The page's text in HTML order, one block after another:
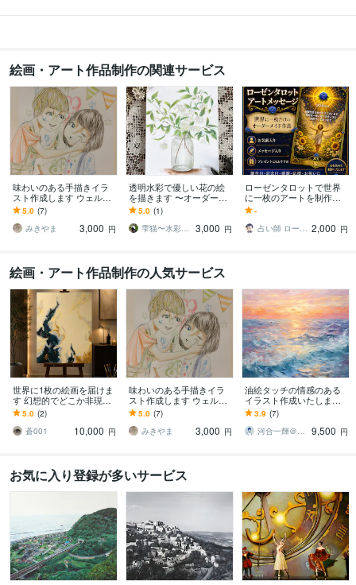
絵画・アート作品制作の関連サービス
味わいのある手描きイラ
スト作成します ウェルカ
ムボード、似顔絵、イン
テリア等用途に合ったイ
ラスト
5.0 (7)
みきやま
3,000 円
透明水彩で優しい花の絵
を描きます 〜オーダーメ
イドの水彩画を、ご自宅
やプレゼント用に〜
5.0 (1)
雫猫〜水彩画、アクリル画制作〜
3,000 円
ローゼンタロットで世界
に一枚のアートを制作し
ます ローゼンタロット
へ、お名前とメッセージ
を添えてお届けします
-
占い師 ローゼン・シン 2,000 円
絵画・アート作品制作の人気サービス
世界に1枚の絵画を届けま
す 幻想的でどこか非現実
的な絵画を
5.0 (2)
蒼001
10,000 円
味わいのある手描きイラ
スト作成します ウェルカ
ムボード、似顔絵、イン
テリア等用途に合ったイ
ラスト
5.0 (7)
みきやま
3,000 円
油絵タッチの情感のある
イラスト作成いたします
◆キャンバスにプリント
も可能◆抽象画・自然・
背景・風景アート
3.9 (7)
河合一輝＠StudioCOPEL
9,500 円
お気に入り登録が多いサービス